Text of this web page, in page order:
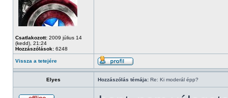
Csatlakozott: 2009 július 14
(kedd), 21:24
Hozzászólások: 6248
Vissza a tetejére
Elyes Hozzászólás témája: Re: Ki moderál épp?